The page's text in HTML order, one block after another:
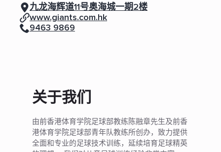
九龙海辉道11号奥海城一期2楼
www.giants.com.hk
9463 9869
关于我们
由前香港体育学院足球部教练陈融章先生及前香
港体育学院足球部青年队教练所创办，致力提供
全面和专业的足球技术训练，延续培育足球精英